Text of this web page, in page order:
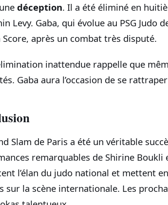
déception. Il a été éliminé en
Levy. Gaba, qui évolue au PSG
Score, après un combat très disputé.
inattendue rappelle que
Gaba aura l’occasion de se
Slam de Paris a été un véritable
remarquables de Shirine Boukli
l’élan du judo national et mettent
sur la scène internationale. Les